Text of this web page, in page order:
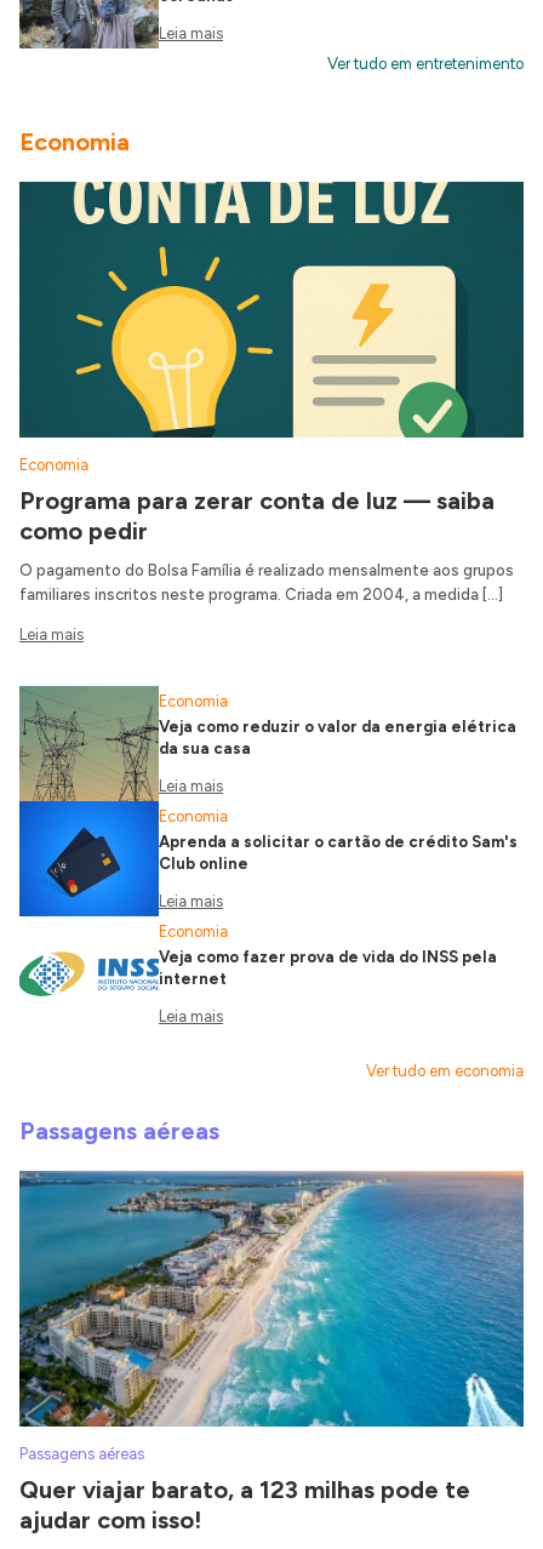
Leia mais
Ver tudo em entretenimento
Economia
Economia
Programa para zerar conta de luz — saiba
como pedir
O pagamento do Bolsa Família é realizado mensalmente aos grupos
familiares inscritos neste programa. Criada em 2004, a medida […]
Leia mais
Economia
Veja como reduzir o valor da energia elétrica
da sua casa
Leia mais
Economia
Aprenda a solicitar o cartão de crédito Sam's
Club online
Leia mais
Economia
Veja como fazer prova de vida do INSS pela
internet
Leia mais
Ver tudo em economia
Passagens aéreas
Passagens aéreas
Quer viajar barato, a 123 milhas pode te
ajudar com isso!